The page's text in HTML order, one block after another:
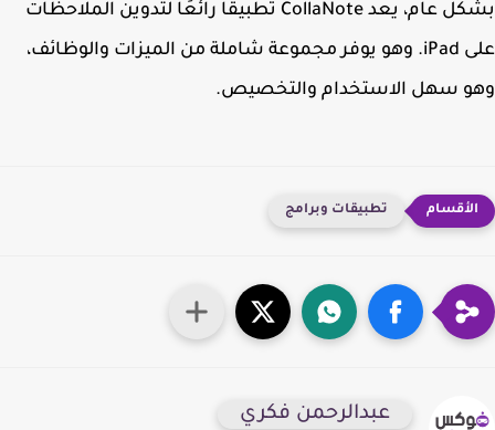
بشكل عام، يعد CollaNote تطبيقًا رائعًا لتدوين الملاحظات
على iPad. وهو يوفر مجموعة شاملة من الميزات والوظائف،
سهل الاستخدام والتخصيص.
تطبيقات وبرامج
عبدالرحمن فكري